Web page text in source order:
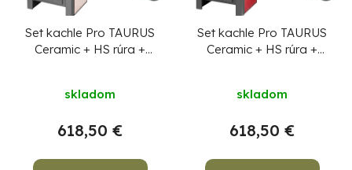
Set kachle Pro TAURUS
Ceramic + HS rúra +
skladom
618,50 €
Set kachle Pro TAURUS
Ceramic + HS rúra +
hodnotenie
je
5,0
skladom
618,50 €